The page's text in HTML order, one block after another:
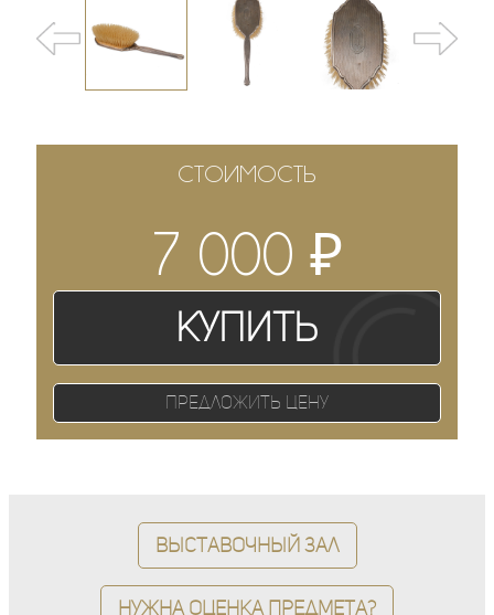
СТОИМОСТЬ
7 000 ₽
Купить
Предложить цену
Выставочный зал
Нужна оценка предмета?